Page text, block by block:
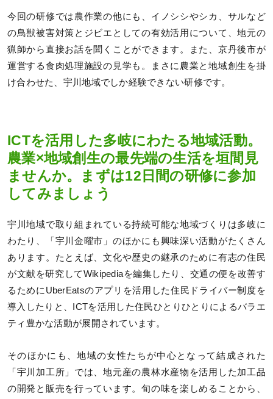
今回の研修では農作業の他にも、イノシシやシカ、サルなど
の鳥獣被害対策とジビエとしての有効活用について、地元の
猟師から直接お話を聞くことができます。また、京丹後市が
運営する食肉処理施設の見学も。まさに農業と地域創生を掛
け合わせた、宇川地域でしか経験できない研修です。
ICTを活用した多岐にわたる地域活動。
農業×地域創生の最先端の生活を垣間見
ませんか。まずは12日間の研修に参加
してみましょう
宇川地域で取り組まれている持続可能な地域づくりは多岐に
わたり、「宇川金曜市」のほかにも興味深い活動がたくさん
あります。たとえば、文化や歴史の継承のために有志の住民
が文献を研究してWikipediaを編集したり、交通の便を改善す
るためにUberEatsのアプリを活用した住民ドライバー制度を
導入したりと、ICTを活用した住民ひとりひとりによるバラエ
ティ豊かな活動が展開されています。
そのほかにも、地域の女性たちが中心となって結成された
「宇川加工所」では、地元産の農林水産物を活用した加工品
の開発と販売を行っています。旬の味を楽しめることから、